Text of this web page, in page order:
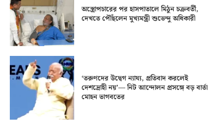
অস্ত্রোপচারের পর হাসপাতালে মিঠুন চক্রবর্তী,
দেখতে পৌঁছলেন মুখ্যমন্ত্রী শুভেন্দু অধিকারী
‘তরুণদের উদ্বেগ ন্যায্য, প্রতিবাদ করলেই
দেশদ্রোহী নয়’— নিট আন্দোলন প্রসঙ্গে বড় বার্তা
মোহন ভাগবতের